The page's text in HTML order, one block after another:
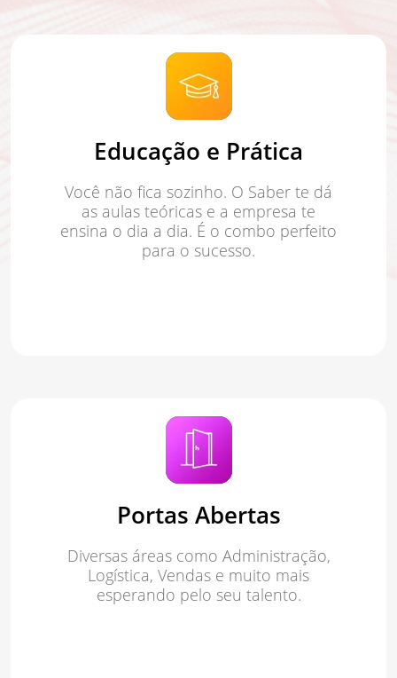
Educação e Prática
Você não fica sozinho. O Saber te dá
as aulas teóricas e a empresa te
ensina o dia a dia. É o combo perfeito
para o sucesso.
Portas Abertas
Diversas áreas como Administração,
Logística, Vendas e muito mais
esperando pelo seu talento.